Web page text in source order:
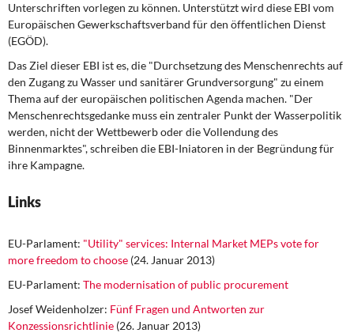
Unterschriften vorlegen zu können. Unterstützt wird diese EBI vom
Europäischen Gewerkschaftsverband für den öffentlichen Dienst
(EGÖD).
Das Ziel dieser EBI ist es, die "Durchsetzung des Menschenrechts auf
den Zugang zu Wasser und sanitärer Grundversorgung" zu einem
Thema auf der europäischen politischen Agenda machen. "Der
Menschenrechtsgedanke muss ein zentraler Punkt der Wasserpolitik
werden, nicht der Wettbewerb oder die Vollendung des
Binnenmarktes", schreiben die EBI-Iniatoren in der Begründung für
ihre Kampagne.
Links
EU-Parlament: "Utility" services: Internal Market MEPs vote for
more freedom to choose (24. Januar 2013)
EU-Parlament: The modernisation of public procurement
Josef Weidenholzer: Fünf Fragen und Antworten zur
Konzessionsrichtlinie (26. Januar 2013)